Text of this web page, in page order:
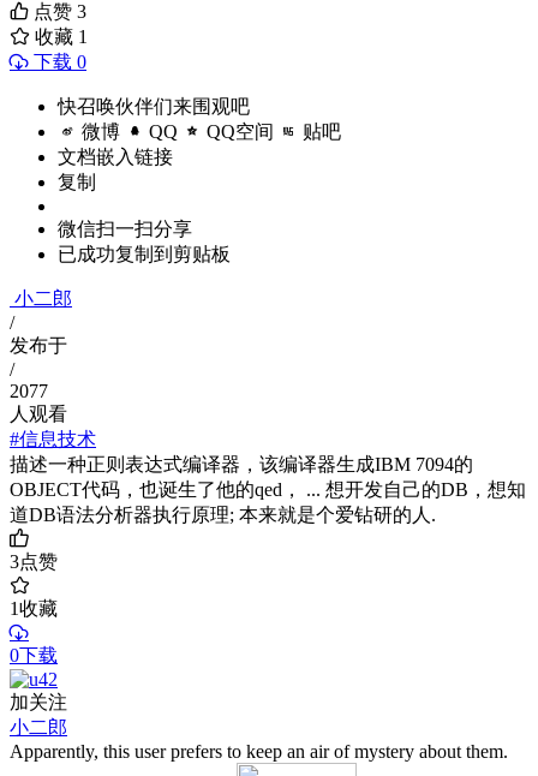
点赞 3
收藏 1
下载 0
快召唤伙伴们来围观吧
微博 QQ QQ空间 贴吧
文档嵌入链接
复制
微信扫一扫分享
已成功复制到剪贴板
小二郎
/
发布于
/
2077
人观看
#信息技术
描述一种正则表达式编译器，该编译器生成IBM 7094的
OBJECT代码，也诞生了他的qed， ... 想开发自己的DB，想知
道DB语法分析器执行原理; 本来就是个爱钻研的人.
3点赞
1收藏
0下载
加关注
小二郎
Apparently, this user prefers to keep an air of mystery about them.